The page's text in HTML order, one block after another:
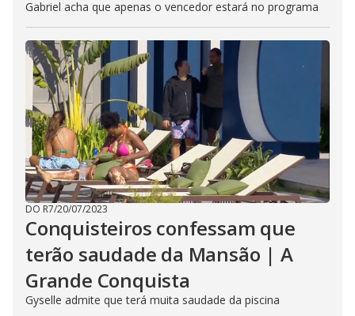
Gabriel acha que apenas o vencedor estará no programa
DO R7/20/07/2023
Conquisteiros confessam que
terão saudade da Mansão | A
Grande Conquista
Gyselle admite que terá muita saudade da piscina